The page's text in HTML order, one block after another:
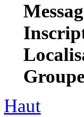
Haut